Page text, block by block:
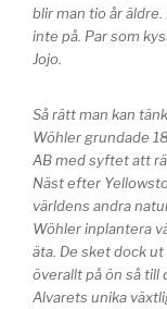
blir man tio år
inte på. Par som
Jojo.
Så rätt man kan
Wöhler grundade
AB med syftet att
Näst efter
världens andra
Wöhler inplantera
äta. De sket dock
överallt på ön så till
Alvarets unika